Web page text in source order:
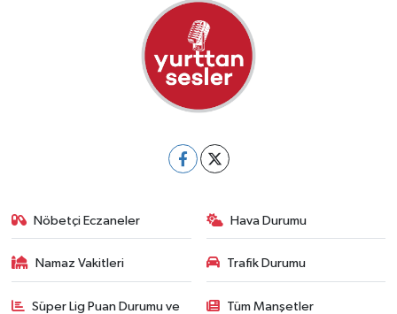
Nöbetçi Eczaneler Hava Durumu
Namaz Vakitleri Trafik Durumu
Süper Lig Puan Durumu ve
Tüm Manşetler